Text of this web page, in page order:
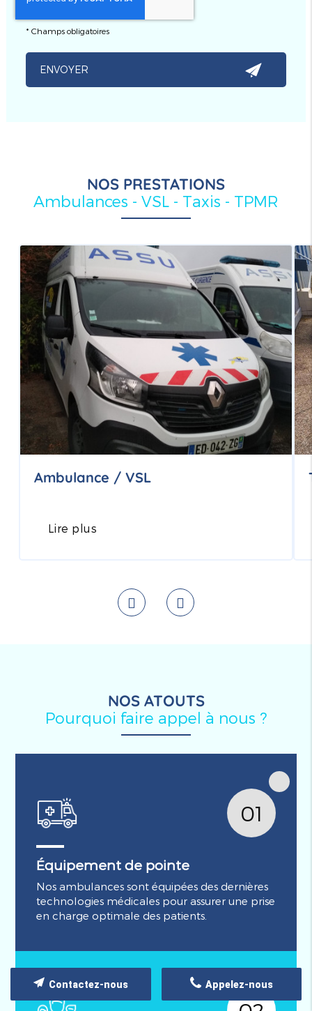
* Champs obligatoires
NOS PRESTATIONS
Ambulances - VSL - Taxis - TPMR
Ambulance / VSL
Lire plus
NOS ATOUTS
Pourquoi faire appel à nous ?
01
Équipement de pointe
Nos ambulances sont équipées des dernières
technologies médicales pour assurer une prise
en charge optimale des patients.
Appelez-nous
Contactez-nous